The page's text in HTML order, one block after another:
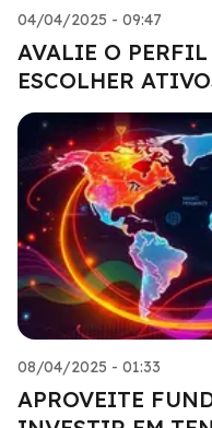
04/04/2025 - 09:47
AVALIE O
ESCOLHER
08/04/2025 - 01:33
APROVEITE